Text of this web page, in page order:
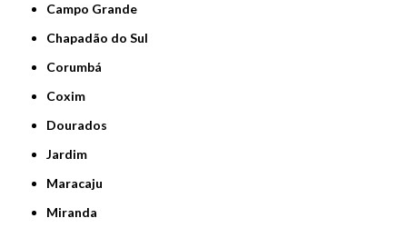
Campo Grande
Chapadão do Sul
Corumbá
Coxim
Dourados
Jardim
Maracaju
Miranda